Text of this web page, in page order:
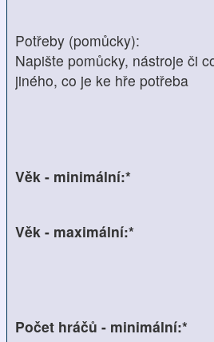
Potřeby (pomůcky):
Napište pomůcky, nástroje či
jiného, co je ke hře potřeba
Věk - minimální:*
Věk - maximální:*
Počet hráčů - minimální:*